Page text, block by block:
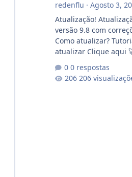
redenflu · Agosto 3,
Atualização! Atualização para a
versão 9.8 com
Como atualizar? Tutorial de como
atualizar Clique aqui 🚀 Novidades:
publico para consulta
autorizado a usasr o
0 respostas
206